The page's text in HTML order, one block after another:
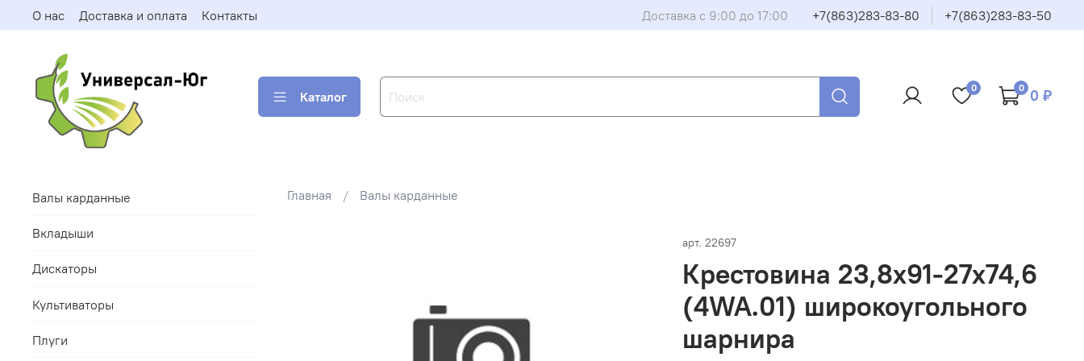
О нас Доставка и оплата Контакты Доставка с 9:00 до 17:00 +7(863)283-83-80 +7(863)283-83-50
Каталог
0 0 0 ₽
Главная Валы карданные
арт. 22697
Крестовина 23,8х91-27х74,6
(4WA.01) широкоугольного
шарнира
Валы карданные
Вкладыши
Дискаторы
Культиваторы
Плуги